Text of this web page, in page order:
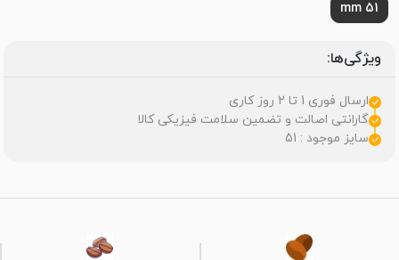
51 mm
ویژگی‌ها:
ارسال فوری 1 تا 2 روز کاری
گارانتی اصالت و تضمین سلامت فیزیکی کالا
سایز موجود : 51